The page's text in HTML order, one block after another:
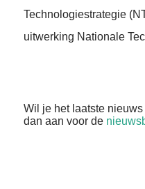
Technologiestrategie
uitwerking Nationale
Wil je het laatste
dan aan voor de